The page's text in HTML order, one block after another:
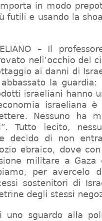
in modo
futili e usando la
– Il
nell’occhio del
ai danni di
la guardia:
israeliani hanno
israeliana è
Nessuno ha
Tutto lecito,
decido di non
ebraico, dove
militare a
per avercelo
sostenitori di
degli stessi
uno sguardo alla